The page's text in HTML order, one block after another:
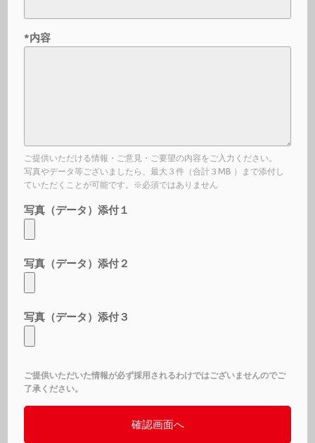
*内容
ご提供いただける情報・ご意見・ご要望の内容をご入力ください。
写真やデータ等ございましたら、最大３件（合計３MB ）まで添付し
ていただくことが可能です。※必須ではありません
写真（データ）添付１
写真（データ）添付２
写真（データ）添付３
ご提供いただいた情報が必ず採用されるわけではございませんのでご
了承ください。